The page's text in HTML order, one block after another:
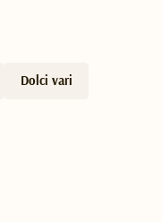
Dolci vari